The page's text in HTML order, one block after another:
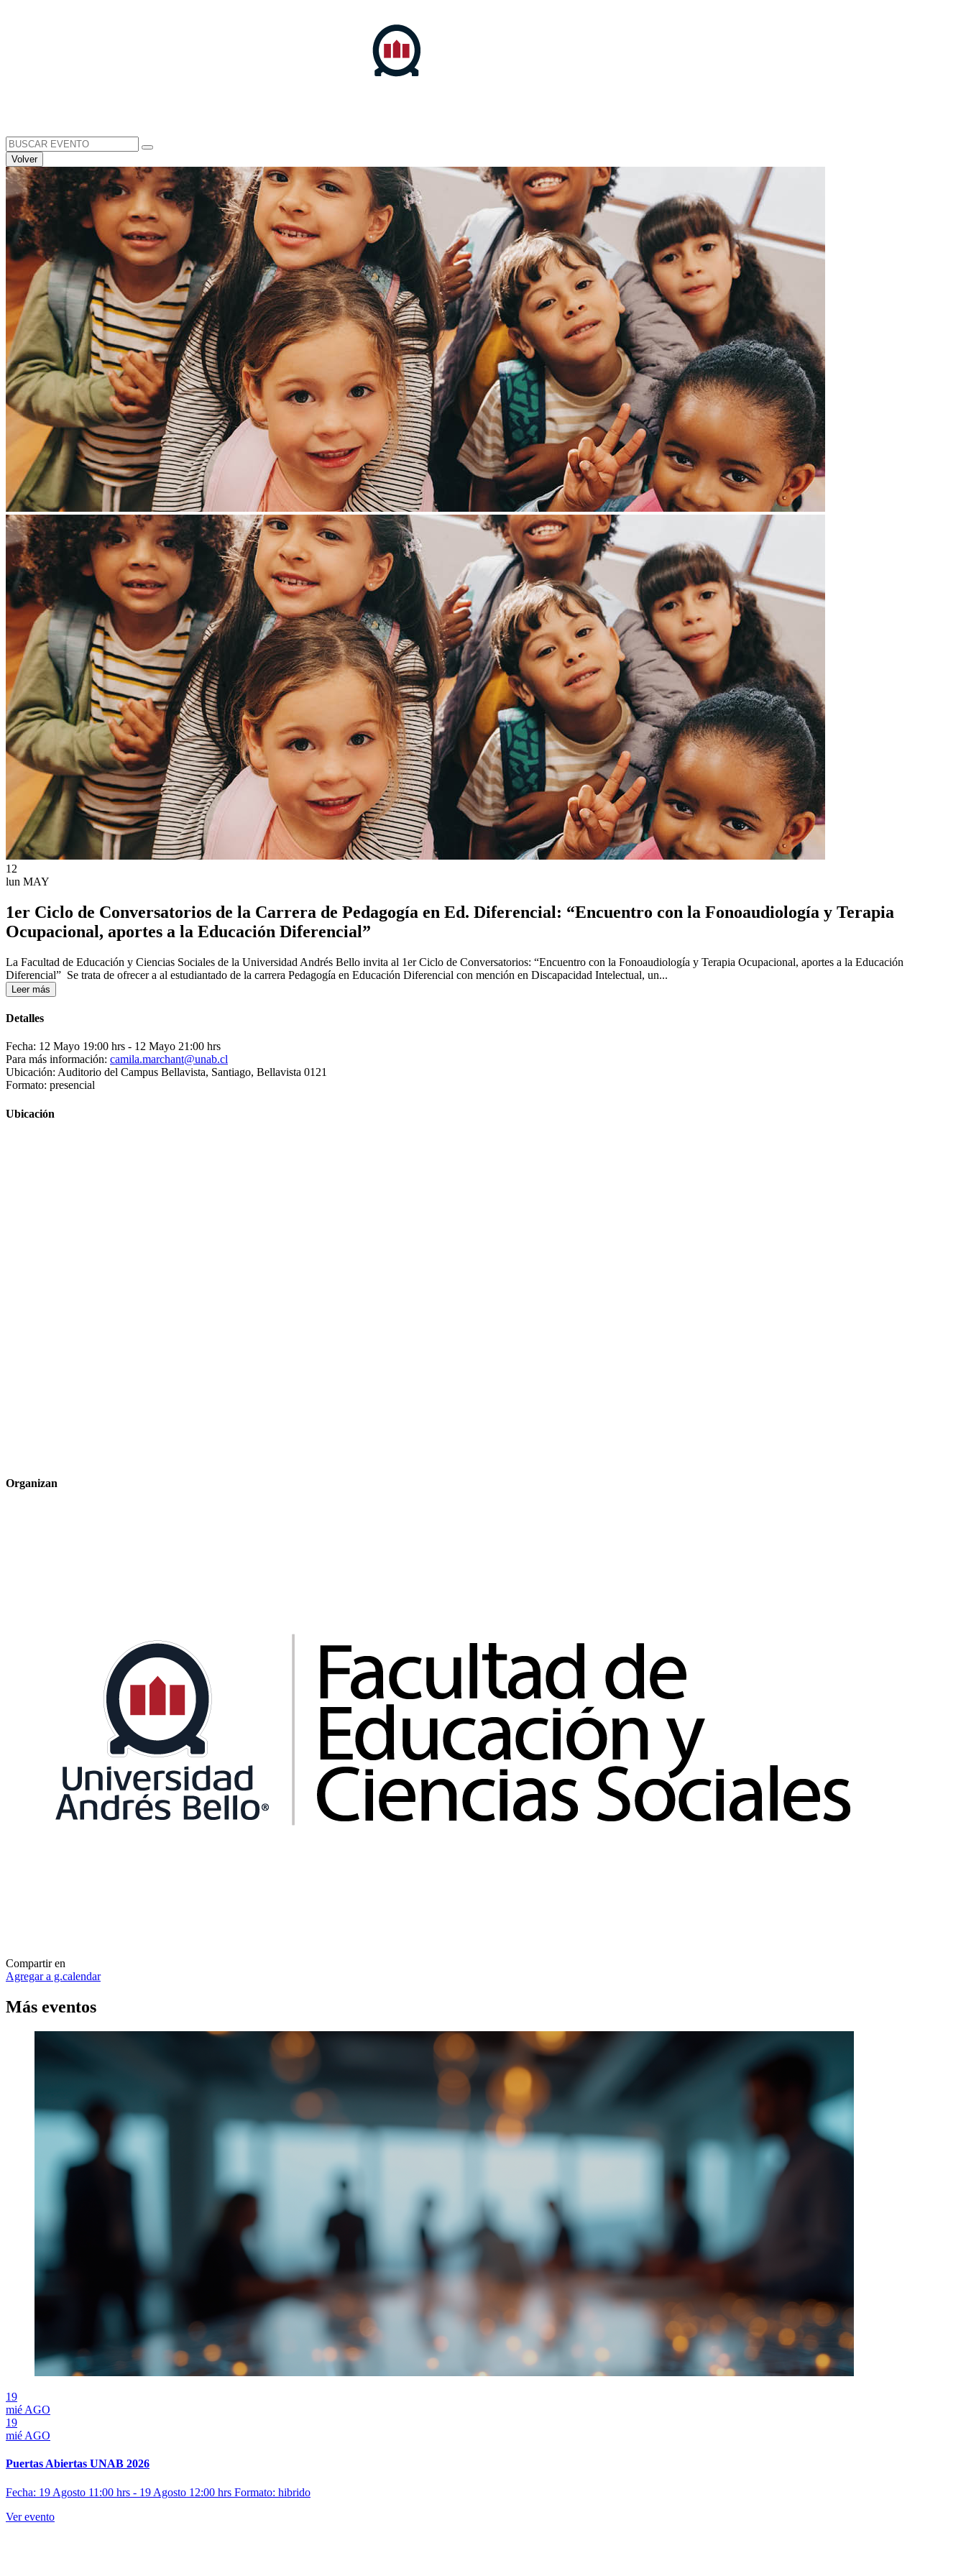
Search
for:
Volver
12
lun MAY
1er Ciclo de Conversatorios de la Carrera de Pedagogía en Ed. Diferencial: “Encuentro con la Fonoaudiología y Terapia
Ocupacional, aportes a la Educación Diferencial”
La Facultad de Educación y Ciencias Sociales de la Universidad Andrés Bello invita al 1er Ciclo de Conversatorios: “Encuentro con la Fonoaudiología y Terapia Ocupacional, aportes a la Educación
Diferencial” Se trata de ofrecer a al estudiantado de la carrera Pedagogía en Educación Diferencial con mención en Discapacidad Intelectual, un...
Leer más
Detalles
Fecha: 12 Mayo 19:00 hrs - 12 Mayo 21:00 hrs
Para más información: camila.marchant@unab.cl
Ubicación: Auditorio del Campus Bellavista, Santiago, Bellavista 0121
Formato: presencial
Ubicación
Organizan
Compartir en
Agregar a g.calendar
Más eventos
19
mié AGO
19
mié AGO
Puertas Abiertas UNAB 2026
Fecha: 19 Agosto 11:00 hrs - 19 Agosto 12:00 hrs Formato: hibrido
Ver evento